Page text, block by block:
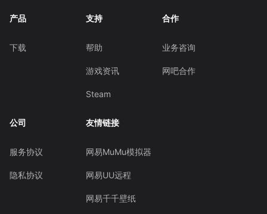
产品
下载
支持
帮助
游戏资讯
Steam
合作
业务咨询
网吧合作
公司
服务协议
隐私协议
友情链接
网易MuMu模拟器
网易UU远程
网易千千壁纸